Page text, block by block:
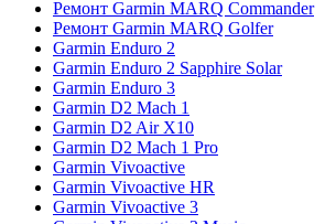
Ремонт Garmin MARQ Commander
Ремонт Garmin MARQ Golfer
Garmin Enduro 2
Garmin Enduro 2 Sapphire Solar
Garmin Enduro 3
Garmin D2 Mach 1
Garmin D2 Air X10
Garmin D2 Mach 1 Pro
Garmin Vivoactive
Garmin Vivoactive HR
Garmin Vivoactive 3